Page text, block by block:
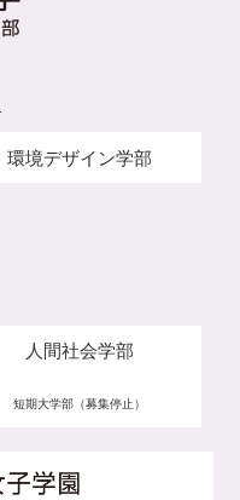
環境デザイン学部
人間社会学部
短期大学部（募集停止）